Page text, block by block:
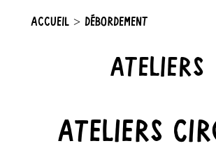
ACCUEIL > DÉBORDEMENT
Ateliers
Ateliers